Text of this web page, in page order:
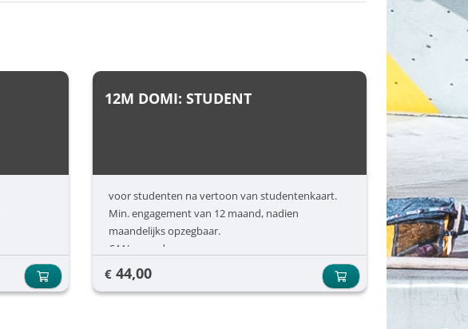
12M DOMI: STUDENT
voor studenten na vertoon van studentenkaart.
Min. engagement van 12 maand, nadien
maandelijks opzegbaar.
€44/ maand
€ 44,00